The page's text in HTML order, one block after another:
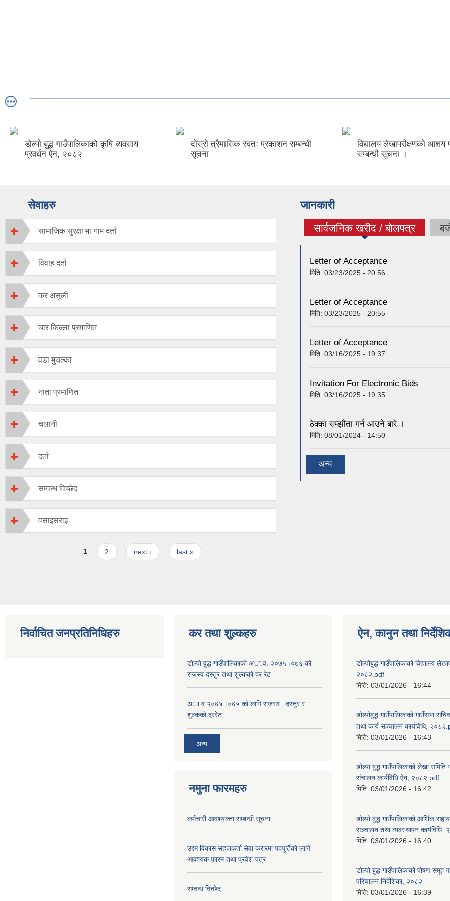
डोल्पो बुद्ध गाउँपालिकाको कृषि व्यवसाय
प्रवर्धन ऐन, २०८२
दोस्रो त्रैमासिक स्वतः प्रकाशन सम्बन्धी
सूचना
विद्यालय लेखापरीक्षणको आशय
सम्बन्धी सूचना ।
सेवाहरु
सामाजिक सुरक्षा मा नाम दर्ता
विवाह दर्ता
कर असुली
चार किल्ला प्रमाणित
वडा मुचल्का
नाता प्रमाणित
चलानी
दर्ता
सम्वन्ध विच्छेद
वसाइसराइ
1 2 next › last »
जानकारी
सार्वजनिक खरीद / बोलपत्र
(active tab)
Letter of Acceptance
मिति: 03/23/2025 - 20:56
Letter of Acceptance
मिति: 03/23/2025 - 20:55
Letter of Acceptance
मिति: 03/16/2025 - 19:37
Invitation For Electronic Bids
मिति: 03/16/2025 - 19:35
ठेक्का सम्झौता गर्न आउने बारे ।
मिति: 08/01/2024 - 14:50
अन्य
निर्वाचित जनप्रतिनिधिहरु कर तथा शुल्कहरु
डाेल्पाे वुद्ध गाउँपालिकाकाे अा.व. २०७५।०७६ काे
राजस्व दस्तुर तथा शुल्ककाे दर रेट
अा.व.२०७४।०७५ काे लागि राजस्व , दस्तुर र
शुल्ककाे दररेट
अन्य
नमुना फारमहरु
कर्मचारी आवश्यक्ता सम्बन्धी सूचना
उद्दम विकास सहजकर्ता सेवा करारमा पदपुर्तिको लागि
आवश्यक फारम तथा प्रवेश-पत्र
सम्वन्ध विच्छेद
ऐन, कानुन तथा
डोल्पोबुद्ध गाउँपालिकाको विद्यालय
२०८२.pdf
मिति: 03/01/2026 - 16:44
डोल्पोबुद्ध गाउँपालिकाको गाउँसभा
तथा कार्य सञ्चालन कार्यविधि,
मिति: 03/01/2026 - 16:43
डोल्पा बुद्ध गाउँपालिकाको लेखा समिति
संचालन कार्यविधि ऐन, २०८२.pdf
मिति: 03/01/2026 - 16:42
डोल्पो बुद्ध गाउँपालिकाको आर्थिक
सञ्चालन तथा व्यवस्थापन
मिति: 03/01/2026 - 16:40
डोल्पो बुद्ध गाउँपालिकाको पोषण समूह
परिचालन निर्देशिका, २०८२
मिति: 03/01/2026 - 16:39